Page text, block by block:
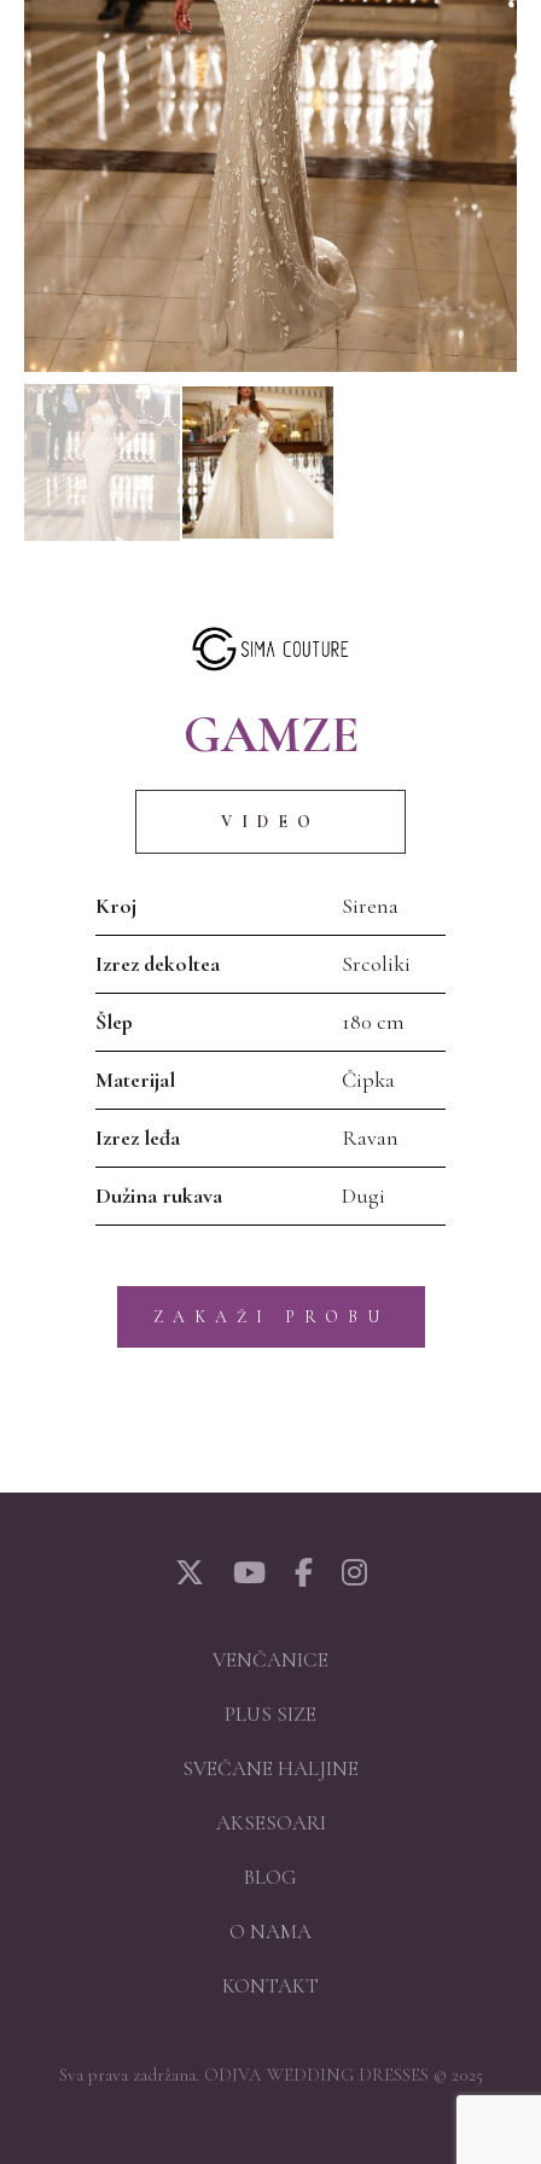
GAMZE
VIDEO
Kroj Sirena
Izrez dekoltea Srcoliki
Šlep 180 cm
Materijal Čipka
Izrez leđa Ravan
Dužina rukava Dugi
ZAKAŽI PROBU
VENČANICE
PLUS SIZE
SVEČANE HALJINE
AKSESOARI
BLOG
O NAMA
KONTAKT
Sva prava zadržana. ODIVA WEDDING DRESSES © 2025